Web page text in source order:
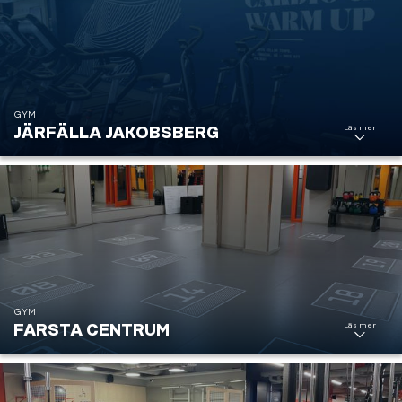
GYM
JÄRFÄLLA JAKOBSBERG Läs mer
Järfälla
Jakobsberg
GYM
FARSTA CENTRUM Läs mer
Farsta
Centrum